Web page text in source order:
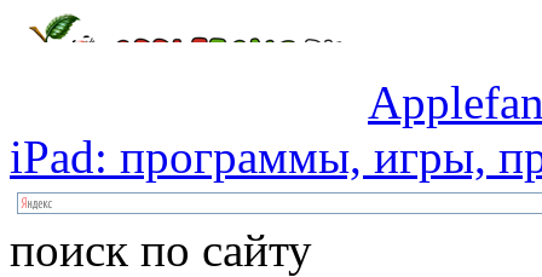
iPad: программы, игры,
поиск по сайту